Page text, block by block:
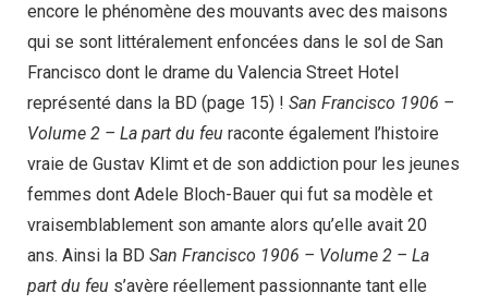
encore le phénomène des mouvants avec des maisons
qui se sont littéralement enfoncées dans le sol de San
Francisco dont le drame du Valencia Street Hotel
représenté dans la BD (page 15) ! San Francisco 1906 –
Volume 2 – La part du feu raconte également l’histoire
vraie de Gustav Klimt et de son addiction pour les jeunes
femmes dont Adele Bloch-Bauer qui fut sa modèle et
vraisemblablement son amante alors qu’elle avait 20
ans. Ainsi la BD San Francisco 1906 – Volume 2 – La
part du feu s’avère réellement passionnante tant elle